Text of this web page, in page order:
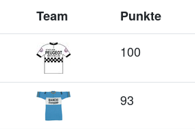
Team Punkte
100
93